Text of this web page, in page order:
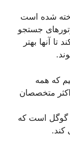
شده است
جستجو
تا آنها بهتر
که همه
متخصصان
گوگل است که
کند.